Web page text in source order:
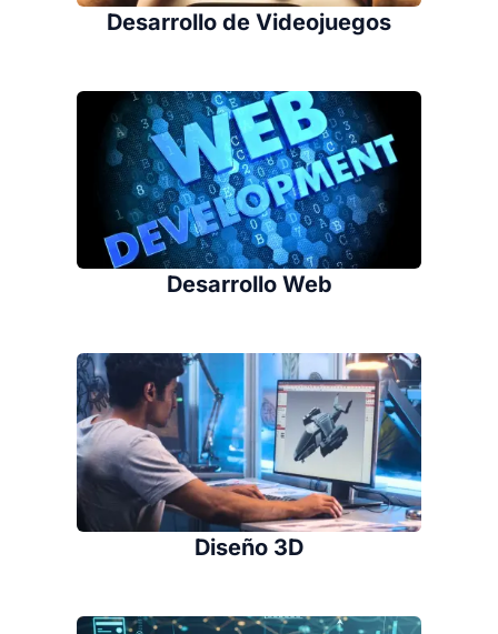
Desarrollo de Videojuegos
Desarrollo Web
Diseño 3D